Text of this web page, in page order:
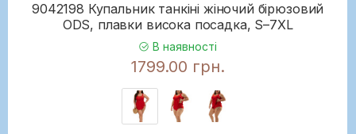
9042198 Купальник танкіні жіночий бірюзовий
ODS, плавки висока посадка, S–7XL
В наявності
1799.00 грн.